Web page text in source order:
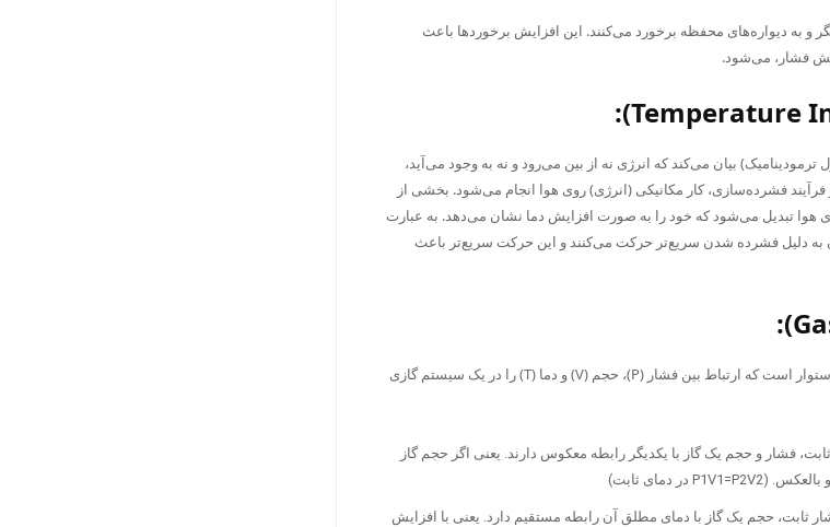
و به دیواره‌های محفظه برخورد می‌کنند. این افزایش برخوردها باعث
فشار، می‌شود.
بیان می‌کند که انرژی نه از بین می‌رود و نه به وجود می‌آید،
فشرده‌سازی، کار مکانیکی (انرژی) روی هوا انجام می‌شود. بخشی از
هوا تبدیل می‌شود که خود را به صورت افزایش دما نشان می‌دهد. به عبارت
به دلیل فشرده شدن سریع‌تر حرکت می‌کنند و این حرکت سریع‌تر باعث
فرآیند فشرده‌سازی هوا بر پایه قوانین گازها استوار است که ارتباط بین فشار (P)، حجم (V) و دما (T) را در یک سیستم گازی
فشار و حجم یک گاز با یکدیگر رابطه معکوس دارند. یعنی اگر حجم گاز
بالعکس. (
P1V1 =P2V2 در دمای ثابت)
ثابت، حجم یک گاز با دمای مطلق آن رابطه مستقیم دارد. یعنی با افزایش